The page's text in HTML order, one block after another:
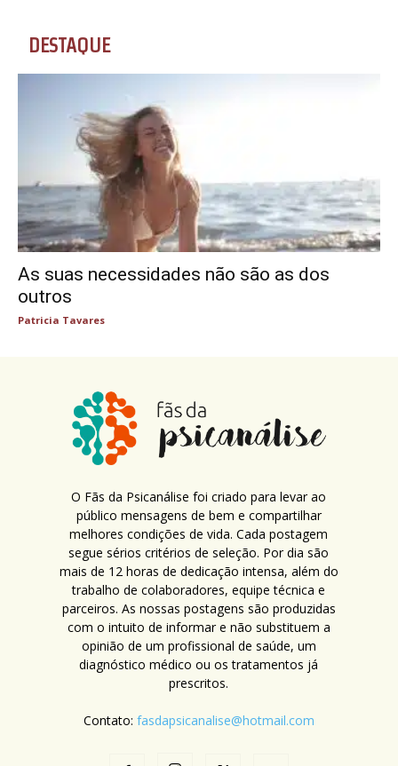
DESTAQUE
As suas necessidades não são as dos
outros
Patricia Tavares
O Fãs da Psicanálise foi criado para levar ao
público mensagens de bem e compartilhar
melhores condições de vida. Cada postagem
segue sérios critérios de seleção. Por dia são
mais de 12 horas de dedicação intensa, além do
trabalho de colaboradores, equipe técnica e
parceiros. As nossas postagens são produzidas
com o intuito de informar e não substituem a
opinião de um profissional de saúde, um
diagnóstico médico ou os tratamentos já
prescritos.
Contato: fasdapsicanalise@hotmail.com